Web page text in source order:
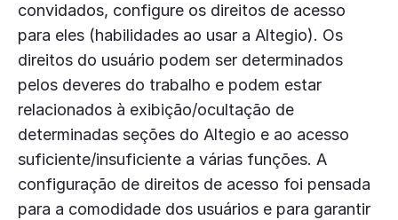
convidados, configure os direitos de acesso
para eles (habilidades ao usar a Altegio). Os
direitos do usuário podem ser determinados
pelos deveres do trabalho e podem estar
relacionados à exibição/ocultação de
determinadas seções do Altegio e ao acesso
suficiente/insuficiente a várias funções. A
configuração de direitos de acesso foi pensada
para a comodidade dos usuários e para garantir